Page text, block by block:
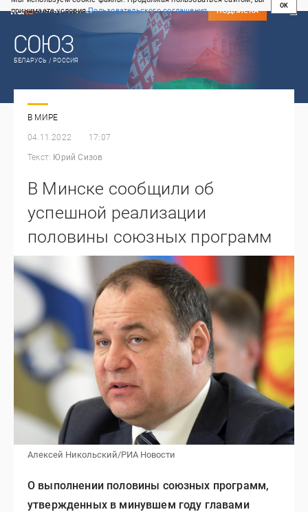
принимаете условияПользовательского соглашения
OK
СВЕЖИЙ НОМЕР
ПОДПИСКА
БЕЛАРУСЬ / РОССИЯ
В МИРЕ
04.11.2022 17:07
Текст: Юрий Сизов
В Минске сообщили об
успешной реализации
половины союзных программ
Алексей Никольский/РИА Новости
О выполнении половины союзных программ,
утвержденных в минувшем году главами